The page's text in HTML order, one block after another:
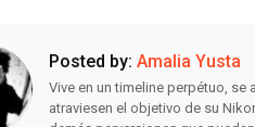
Posted by: Amalia Yusta
Vive en un timeline perpétuo,
atraviesen el objetivo de su